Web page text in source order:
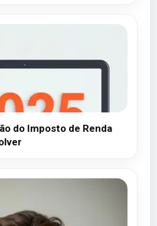
do Imposto de Renda